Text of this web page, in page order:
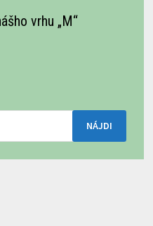
vrhu „M“